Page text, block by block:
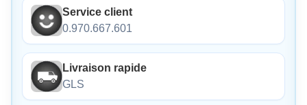
Service client
0.970.667.601
Livraison rapide
GLS